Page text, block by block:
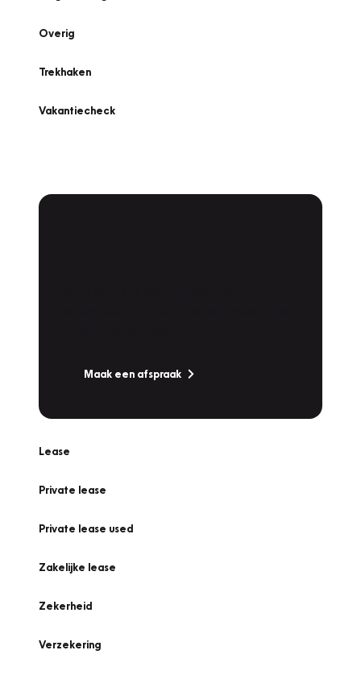
Overig
Trekhaken
Vakantiecheck
Maak een afspraak
Lease
Private lease
Private lease used
Zakelijke lease
Zekerheid
Verzekering